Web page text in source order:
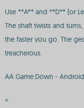
Use **A** and **D** (or
The shaft twists and
the faster you go. The
treacherous.
AA Game:Down -
<